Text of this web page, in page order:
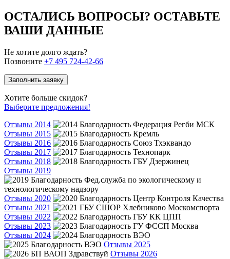
ОСТАЛИСЬ ВОПРОСЫ? ОСТАВЬТЕ
ВАШИ ДАННЫЕ
Не хотите долго ждать?
Позвоните +7 495 724-42-66
Заполнить заявку
Хотите больше скидок?
Выберите предложения!
Отзывы 2014
Отзывы 2015
Отзывы 2016
Отзывы 2017
Отзывы 2018
Отзывы 2019
Отзывы 2020
Отзывы 2021
Отзывы 2022
Отзывы 2023
Отзывы 2024
Отзывы 2025
Отзывы 2026